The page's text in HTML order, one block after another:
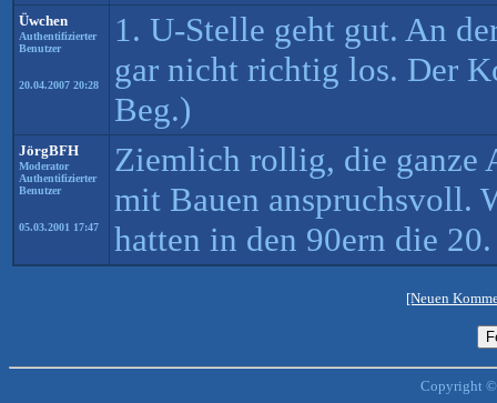
Üwchen
Authentifizierter
Benutzer
20.04.2007 20:28
1. U-Stelle geht gut. An
gar nicht richtig los. Der
Beg.)
JörgBFH
Moderator
Authentifizierter
Benutzer
05.03.2001 17:47
Ziemlich rollig, die ganze
mit Bauen anspruchsvoll.
hatten in den 90ern die
[Neuen
Copyright ©